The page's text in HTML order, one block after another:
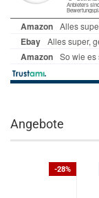
Angebote
-28%